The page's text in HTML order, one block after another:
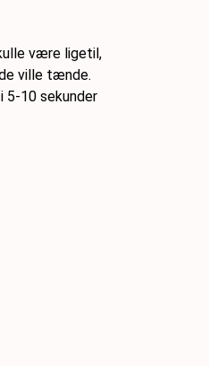
være ligetil,
ville tænde.
5-10 sekunder